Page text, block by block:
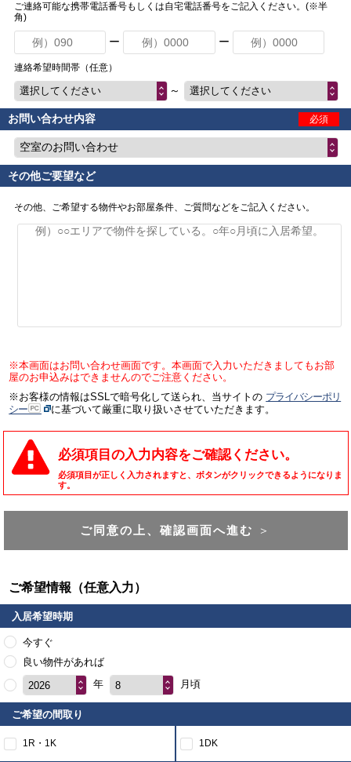
ご連絡可能な携帯電話番号もしくは自宅電話番号をご記入ください。(※半
角)
ー ー
連絡希望時間帯（任意）
選択してください ～ 選択してください
お問い合わせ内容 必須
空室のお問い合わせ
その他ご要望など
その他、ご希望する物件やお部屋条件、ご質問などをご記入ください。
※本画面はお問い合わせ画面です。本画面で入力いただきましてもお部
屋のお申込みはできませんのでご注意ください。
※お客様の情報はSSLで暗号化して送られ、当サイトの プライバシーポリ
シー
に基づいて厳重に取り扱いさせていただきます。
必須項目の入力内容をご確認ください。
必須項目が正しく入力されますと、ボタンがクリックできるようになりま
す。
ご同意の上、確認画面へ進む ＞
ご希望情報（任意入力）
入居希望時期
今すぐ
良い物件があれば
2026
年 8 月頃
ご希望の間取り
1R・1K 1DK